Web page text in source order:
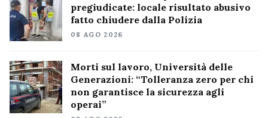
pregiudicate: locale risultato abusivo
fatto chiudere dalla Polizia
08 AGO 2026
Morti sul lavoro, Università delle
Generazioni: “Tolleranza zero per chi
non garantisce la sicurezza agli
operai”